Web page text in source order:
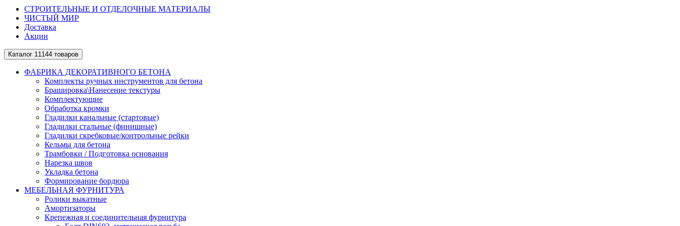
СТРОИТЕЛЬНЫЕ И ОТДЕЛОЧНЫЕ МАТЕРИАЛЫ
ЧИСТЫЙ МИР
Доставка
Акции
Каталог 11144 товаров
ФАБРИКА ДЕКОРАТИВНОГО БЕТОНА
Комплекты ручных инструментов для бетона
Брашировка\Нанесение текстуры
Комплектующие
Обработка кромки
Гладилки канальные (стартовые)
Гладилки стальные (финишные)
Гладилки скребковые/контрольные рейки
Кельмы для бетона
Трамбовки / Подготовка основания
Нарезка швов
Укладка бетона
Формирование бордюра
МЕБЕЛЬНАЯ ФУРНИТУРА
Ролики выкатные
Амортизаторы
Крепежная и соединительная фурнитура